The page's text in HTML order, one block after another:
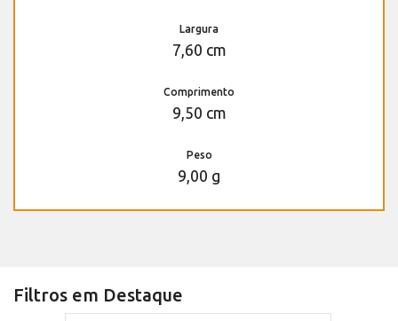
Largura
7,60 cm
Comprimento
9,50 cm
Peso
9,00 g
Filtros em Destaque